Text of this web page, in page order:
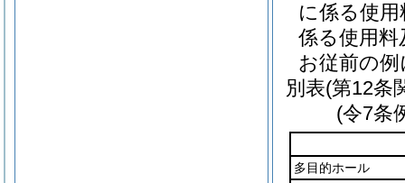
に係る使
係る使用
お従前の
別表(第12条
(令7条
多目的ホール